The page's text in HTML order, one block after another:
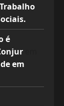
é
em
em